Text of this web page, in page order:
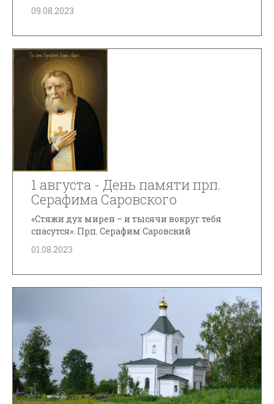
09.08.2023
1 августа - День памяти прп.
Серафима Саровского
«Стяжи дух мирен – и тысячи вокруг тебя
спасутся». Прп. Серафим Саровский
01.08.2023